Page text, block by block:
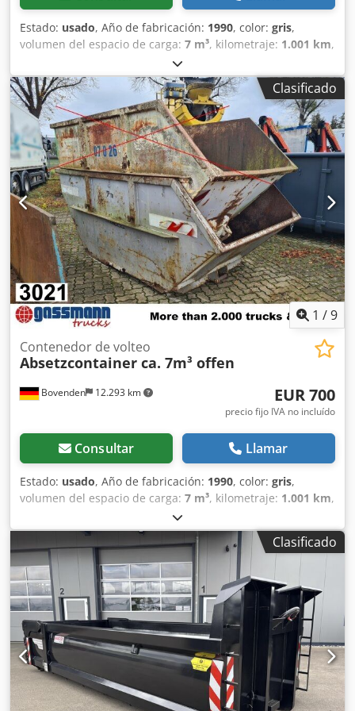
Estado: usado, Año de fabricación: 1990, color: gris,
volumen del espacio de carga: 7 m³, kilometraje: 1.001 km,
, tipo de engranaje:
del conductor:otro, Ubicación del vehículo: Bovenden,
Carrocería: Contenedor de descarga de aprox. 7 m³,
abierto. El fabricante y el año exacto de fabricación no
pueden determinarse, ya que la placa de identificación ya
no está presente. Chodpfx Aiszrh Anocsa
¡ESPECIFICACIONES DE ACCESORIOS SIN GARANTÍA!
Reservado el derecho de modificaciones, venta previa y
errores.
Clasificado
1 /9
Bovenden 12.293 km
Contenedor de volteo
Absetzcontainer ca. 7m³ offen
EUR 700
precio fijo IVA no incluído
Consultar Llamar
Estado: usado, Año de fabricación: 1990, color: gris,
volumen del espacio de carga: 7 m³, kilometraje: 1.001 km,
, tipo de engranaje:
del conductor:otro, Ubicación del vehículo: Bovenden,
Chedpfxjzrh Aho Aicoa Carrocería: Contenedor de
descarga de aprox. 7 m³, abierto. El fabricante y el año
exacto de fabricación no pueden determinarse, ya que la
placa de identificación ya no está presente.
¡ESPECIFICACIONES DE ACCESORIOS SIN GARANTÍA!
Reservado el derecho de modificaciones, venta previa y
errores.
Clasificado